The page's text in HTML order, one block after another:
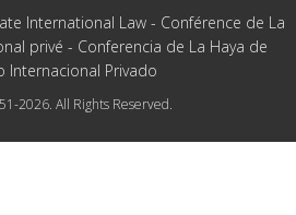
International Law - Conférence de La
privé - Conferencia de La Haya de
Internacional Privado
2026. All Rights Reserved.